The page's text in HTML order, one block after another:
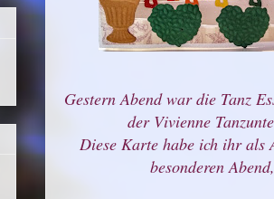
Gestern Abend war die Tanz
der Vivienne
Diese Karte habe ich ihr als
besonderen